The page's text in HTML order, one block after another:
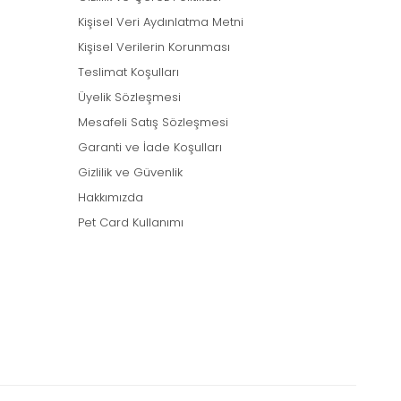
Kişisel Veri Aydınlatma Metni
Kişisel Verilerin Korunması
Teslimat Koşulları
Üyelik Sözleşmesi
Mesafeli Satış Sözleşmesi
Garanti ve İade Koşulları
Gizlilik ve Güvenlik
Hakkımızda
Pet Card Kullanımı